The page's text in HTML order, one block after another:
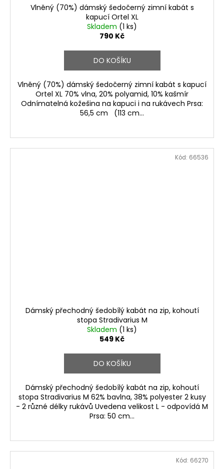
Vlněný (70%) dámský šedočerný zimní kabát s
kapucí Ortel XL
Skladem (1 ks)
790 Kč
DO KOŠÍKU
Vlněný (70%) dámský šedočerný zimní kabát s kapucí
Ortel XL 70% vlna, 20% polyamid, 10% kašmír
Odnímatelná kožešina na kapuci i na rukávech Prsa:
56,5 cm (113 cm...
Dámský přechodný šedobílý kabát na zip, kohoutí
stopa Stradivarius M
Skladem (1 ks)
549 Kč
DO KOŠÍKU
Dámský přechodný šedobílý kabát na zip, kohoutí
stopa Stradivarius M 62% bavlna, 38% polyester 2 kusy
- 2 různé délky rukávů Uvedena velikost L - odpovídá M
Prsa: 50 cm...
Kód: 66536
Kód: 66270